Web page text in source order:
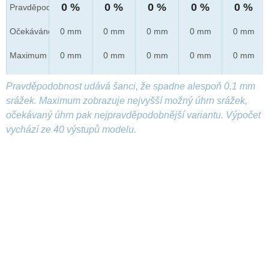
Pravděpod.
Očekáváno
Maximum
0 %
0 mm
0 mm
0 %
0 mm
0 mm
0 %
0 mm
0 mm
0 %
0 mm
0 mm
0 %
0 mm
0 mm
Pravděpodobnost udává šanci, že spadne alespoň 0,1 mm
srážek. Maximum zobrazuje nejvyšší možný úhrn srážek,
očekávaný úhrn pak nejpravděpodobnější variantu. Výpočet
vychází ze 40 výstupů modelu.